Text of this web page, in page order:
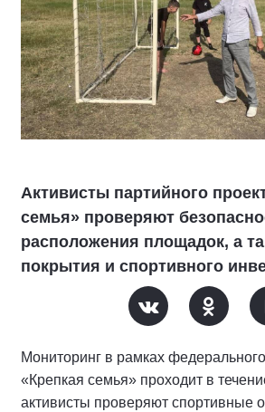
Активисты партийного
семья» проверяют
расположения площадок, а
покрытия и спортивного
Мониторинг в рамках
«Крепкая семья» проходит в
активисты проверяют спортивные